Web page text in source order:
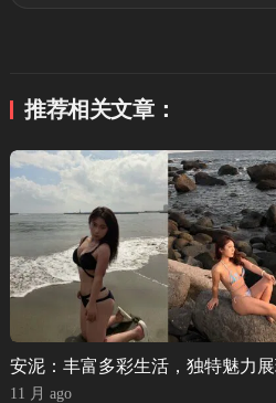
推荐相关文章：
安泥：丰富多彩生活，独特魅力展
11 月 ago